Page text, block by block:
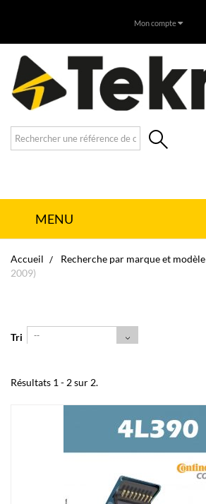
Mon compte
MENU
Accueil Recherche par marque et modèle
2009)
Tri --
Résultats 1 - 2 sur 2.